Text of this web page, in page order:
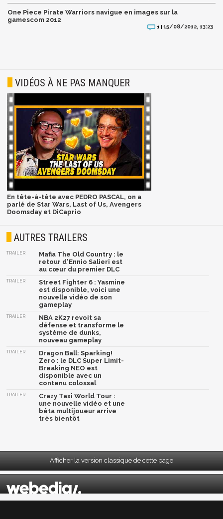
One Piece Pirate Warriors navigue en images sur la
gamescom 2012
1 |15/08/2012, 13:23
VIDÉOS À NE PAS MANQUER
En tête-à-tête avec PEDRO PASCAL, on a
parlé de Star Wars, Last of Us, Avengers
Doomsday et DiCaprio
AUTRES TRAILERS
TRAILER
Mafia The Old Country : le
retour d'Ennio Salieri est
au cœur du premier DLC
TRAILER
Street Fighter 6 : Yasmine
est disponible, voici une
nouvelle vidéo de son
gameplay
TRAILER
NBA 2K27 revoit sa
défense et transforme le
système de dunks,
nouveau gameplay
TRAILER
Dragon Ball: Sparking!
Zero : le DLC Super Limit-
Breaking NEO est
disponible avec un
contenu colossal
TRAILER
Crazy Taxi World Tour :
une nouvelle vidéo et une
bêta multijoueur arrive
très bientôt
Afficher la version classique de cette page